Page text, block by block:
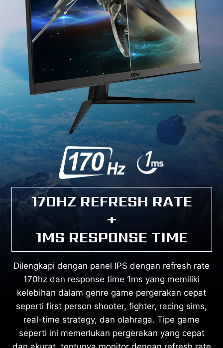
170HZ REFRESH RATE
+
1MS RESPONSE TIME
Dilengkapi dengan panel IPS dengan refresh rate
170hz dan response time 1ms yang memiliki
kelebihan dalam genre game pergerakan cepat
seperti first person shooter, fighter, racing sims,
real-time strategy, dan olahraga. Tipe game
seperti ini memerlukan pergerakan yang cepat